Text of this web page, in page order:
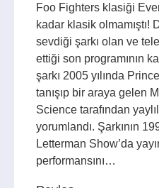
Foo Fighters klasiği
kadar klasik olmamıştı!
sevdiği şarkı olan ve
ettiği son programının
şarkı 2005 yılında
tanışıp bir araya gelen
Science tarafından
yorumlandı. Şarkının
Letterman Show’da
performansını…